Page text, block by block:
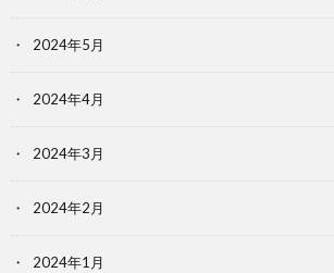
2024年5月
2024年4月
2024年3月
2024年2月
2024年1月